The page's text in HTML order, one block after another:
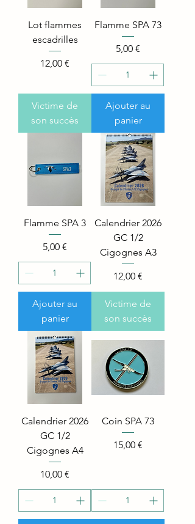
Lot flammes
escadrilles
Price
12,00 €
Victime de
son succès
Flamme SPA 73
Price
5,00 €
Ajouter au
panier
Flamme SPA 3
Price
5,00 €
Ajouter au
panier
Calendrier 2026
GC 1/2
Cigognes A3
Price
12,00 €
Victime de
son succès
Calendrier 2026
GC 1/2
Cigognes A4
Price
10,00 €
Coin SPA 73
Price
15,00 €